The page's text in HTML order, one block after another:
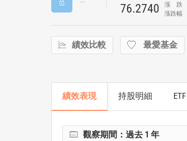
76.2740 漲 跌
漲跌幅
績效比較 最愛基金
績效表現 持股明細
觀察期間：過去 1 年